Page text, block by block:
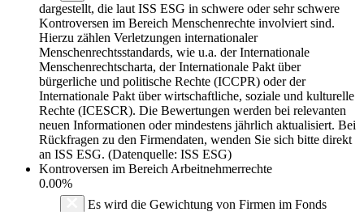
dargestellt, die laut ISS ESG in schwere oder sehr schwere
Kontroversen im Bereich Menschenrechte involviert sind.
Hierzu zählen Verletzungen internationaler
Menschenrechtsstandards, wie u.a. der Internationale
Menschenrechtscharta, der Internationale Pakt über
bürgerliche und politische Rechte (ICCPR) oder der
Internationale Pakt über wirtschaftliche, soziale und kulturelle
Rechte (ICESCR). Die Bewertungen werden bei relevanten
neuen Informationen oder mindestens jährlich aktualisiert. Bei
Rückfragen zu den Firmendaten, wenden Sie sich bitte direkt
an ISS ESG. (Datenquelle: ISS ESG)
Kontroversen im Bereich Arbeitnehmerrechte
0.00%
Es wird die Gewichtung von Firmen im Fonds